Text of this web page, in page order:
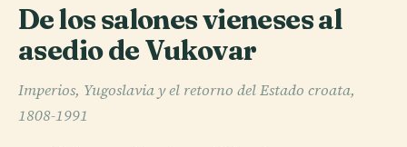
De los salones vieneses al
asedio de Vukovar
Imperios, Yugoslavia y el retorno del Estado croata,
1808-1991